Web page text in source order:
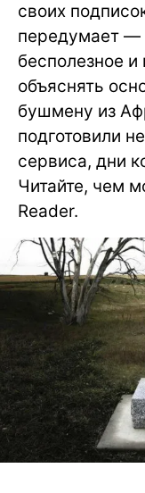
своих
передумает —
бесполезное и
объяснять
бушмену из
подготовили
сервиса, дни
Читайте, чем
Reader.